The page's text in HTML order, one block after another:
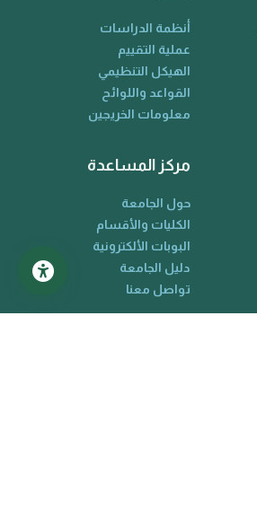
أنظمة الدراسات
عملية التقييم
الهيكل التنظيمي
القواعد واللوائح
معلومات الخريجين
مركز المساعدة
حول الجامعة
الكليات والأقسام
البوبات الألكترونية
دليل الجامعة
تواصل معنا